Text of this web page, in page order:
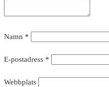
Namn *
E-postadress *
Webbplats